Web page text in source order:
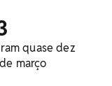
quase dez
março